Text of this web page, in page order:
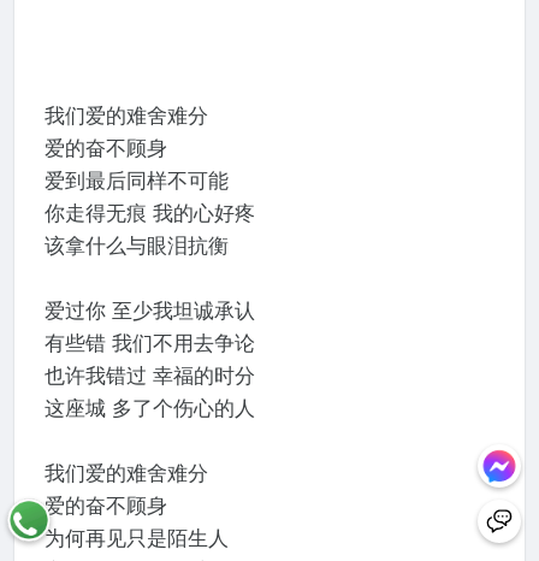
我们爱的难舍难分
爱的奋不顾身
爱到最后同样不可能
你走得无痕 我的心好疼
该拿什么与眼泪抗衡
爱过你 至少我坦诚承认
有些错 我们不用去争论
也许我错过 幸福的时分
这座城 多了个伤心的人
我们爱的难舍难分
爱的奋不顾身
为何再见只是陌生人